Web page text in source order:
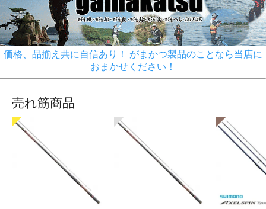
価格、品揃え共に自信あり！ がまかつ製品のことなら当店に
おまかせください！
売れ筋商品